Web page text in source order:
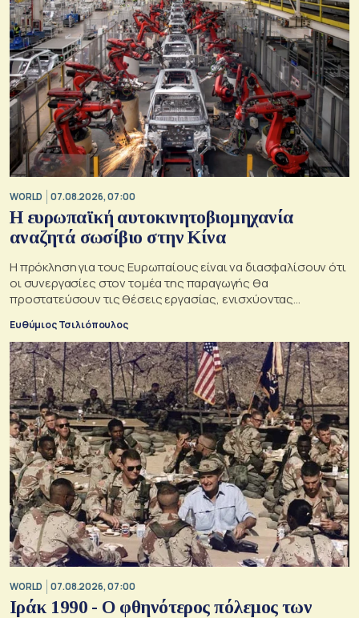
WORLD 07.08.2026, 07:00
Η ευρωπαϊκή αυτοκινητοβιομηχανία
αναζητά σωσίβιο στην Κίνα
Η πρόκληση για τους Ευρωπαίους είναι να διασφαλίσουν ότι
οι συνεργασίες στον τομέα της παραγωγής θα
προστατεύσουν τις θέσεις εργασίας, ενισχύοντας
παράλληλα τις αλυσίδες εφοδιασμού
Ευθύμιος Τσιλιόπουλος
WORLD 07.08.2026, 07:00
Ιράκ 1990 - Ο φθηνότερος πόλεμος των